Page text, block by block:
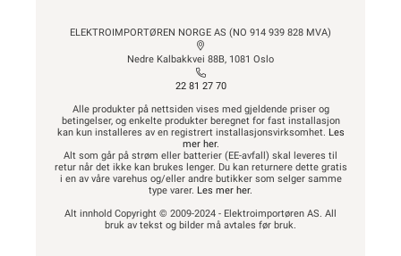
ELEKTROIMPORTØREN NORGE AS (NO 914 939 828 MVA)
Nedre Kalbakkvei 88B, 1081 Oslo
22 81 27 70
Alle produkter på nettsiden vises med gjeldende priser og
betingelser, og enkelte produkter beregnet for fast installasjon
kan kun installeres av en registrert installasjonsvirksomhet. Les
mer her.
Alt som går på strøm eller batterier (EE-avfall) skal leveres til
retur når det ikke kan brukes lenger. Du kan returnere dette gratis
i en av våre varehus og/eller andre butikker som selger samme
type varer. Les mer her.
Alt innhold Copyright © 2009-2024 - Elektroimportøren AS. All
bruk av tekst og bilder må avtales før bruk.